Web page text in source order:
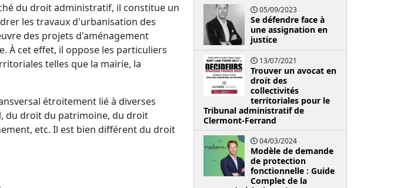
du droit administratif, il constitue un
les travaux d'urbanisation des
des projets d'aménagement
À cet effet, il oppose les particuliers
telles que la mairie, la
étroitement lié à diverses
du droit du patrimoine, du droit
etc. Il est bien différent du droit
05/09/2023
Se défendre face à
une assignation en
justice
13/07/2021
Trouver un avocat en
droit des
collectivités
territoriales pour le
Tribunal administratif de
Clermont-Ferrand
04/03/2024
Modèle de demande
de protection
fonctionnelle : Guide
Complet de la